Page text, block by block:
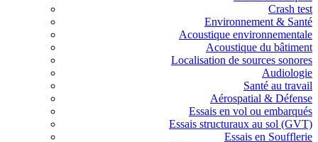
Crash test
Environnement & Santé
Acoustique environnementale
Acoustique du bâtiment
Localisation de sources sonores
Audiologie
Santé au travail
Aérospatial & Défense
Essais en vol ou embarqués
Essais structuraux au sol (GVT)
Essais en Soufflerie